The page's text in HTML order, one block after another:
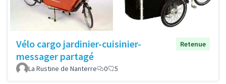
Vélo cargo jardinier-cuisinier-
messager partagé
Retenue
La Rustine de Nanterre 0 5